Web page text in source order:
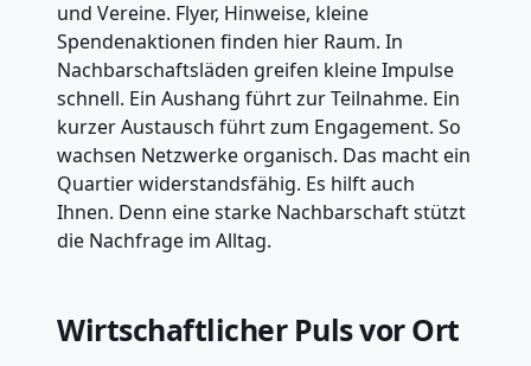
und Vereine. Flyer, Hinweise, kleine
Spendenaktionen finden hier Raum. In
Nachbarschaftsläden greifen kleine Impulse
schnell. Ein Aushang führt zur Teilnahme. Ein
kurzer Austausch führt zum Engagement. So
wachsen Netzwerke organisch. Das macht ein
Quartier widerstandsfähig. Es hilft auch
Ihnen. Denn eine starke Nachbarschaft stützt
die Nachfrage im Alltag.
Wirtschaftlicher Puls vor Ort